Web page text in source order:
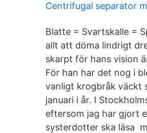
Centrifugal separator
Blatte = Svartskalle =
allt att döma lindrigt
skarpt för hans vision
För han har det nog i
vanligt krogbråk väckt
januari i år. I
eftersom jag har gjort
systerdotter ska läsa